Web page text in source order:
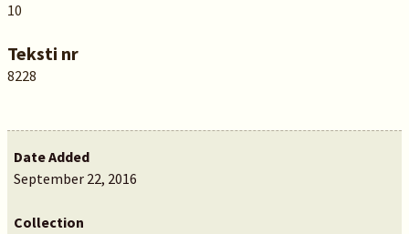
10
Teksti nr
8228
Date Added
September 22, 2016
Collection